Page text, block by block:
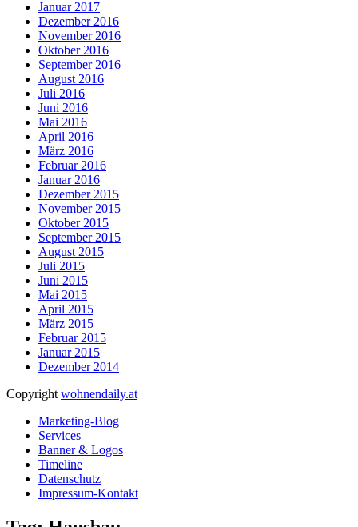
Januar 2017
Dezember 2016
November 2016
Oktober 2016
September 2016
August 2016
Juli 2016
Juni 2016
Mai 2016
April 2016
März 2016
Februar 2016
Januar 2016
Dezember 2015
November 2015
Oktober 2015
September 2015
August 2015
Juli 2015
Juni 2015
Mai 2015
April 2015
März 2015
Februar 2015
Januar 2015
Dezember 2014
Copyright wohnendaily.at
Marketing-Blog
Services
Banner & Logos
Timeline
Datenschutz
Impressum-Kontakt